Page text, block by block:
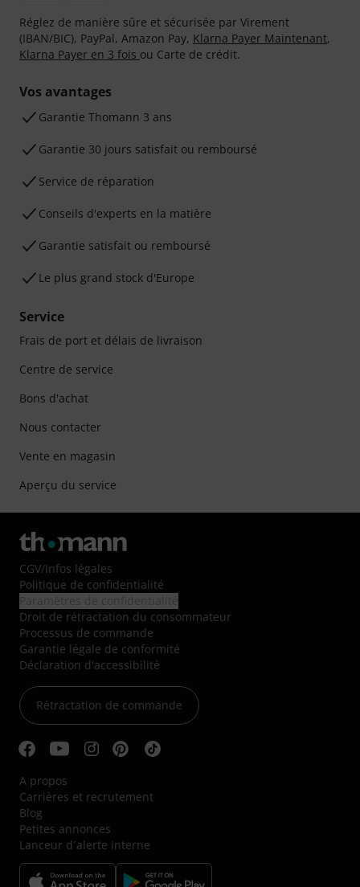
Réglez de manière sûre et sécurisée par Virement
(IBAN/BIC), PayPal, Amazon Pay, Klarna Payer Maintenant,
Klarna Payer en 3 fois ou Carte de crédit.
Vos avantages
Ga­ran­tie Thomann 3 ans
Garantie 30 jours satisfait ou remboursé
Service de réparation
Conseils d'experts en la matière
Garantie satisfait ou remboursé
Le plus grand stock d'Europe
Service
Frais de port et délais de livraison
Centre de service
Bons d'achat
Nous contacter
Vente en magasin
Aperçu du service
CGV/Infos légales
Politique de confidentialité
Droit de rétractation du consommateur
Processus de commande
Garantie légale de conformité
Déclaration d'accessibilité
Rétractation de commande
A propos
Carrières et recrutement
Blog
Petites annonces
Lanceur d´alerte interne